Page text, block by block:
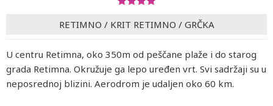
RETIMNO / KRIT RETIMNO / GRČKA
U centru Retimna, oko 350m od peščane plaže i do starog
grada Retimna. Okružuje ga lepo uređen vrt. Svi sadržaji su u
neposrednoj blizini. Aerodrom je udaljen oko 60 km.